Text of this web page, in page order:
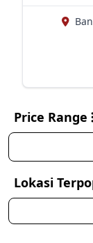
Price Range
Lokasi